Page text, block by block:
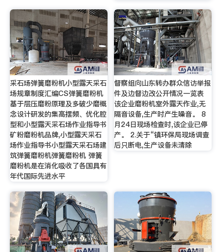
采石场弹簧磨粉机小型露天采石
场规章制度汇编CS弹簧磨粉机
基于层压磨粉原理及多破少磨概
念设计研发的集高摆频、优化腔
型和小型露天采石场作业指导书
矿粉磨粉机品牌,小型露天采石
场作业指导书小型露天采石场建
筑弹簧磨粉机弹簧磨粉机 弹簧
磨粉机是在消化吸收了各国具有
年代国际先进水平
督察组向山东转办群众信访举报
件及边督边改公开情况一览表
该企业磨粉机室外露天作业,无
隔音设备,生产时产生噪音。 8
月24日现场检查时,该企业已停
产。 2.关于“镇环保局现场调查
后只断电,生产设备未清除